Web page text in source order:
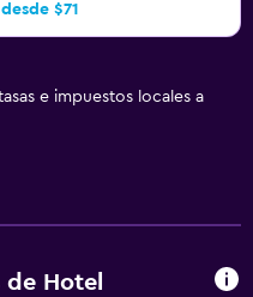
$71
e impuestos locales a
Hotel